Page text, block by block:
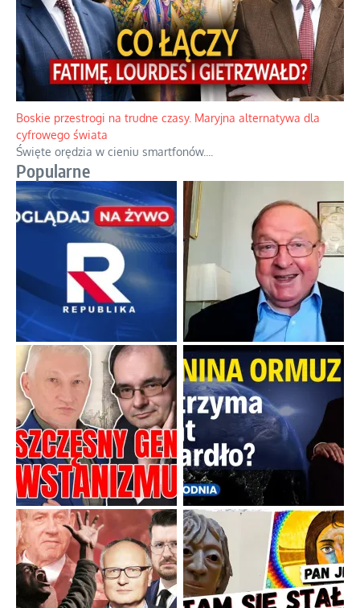
Papieskie innowacje w tradycyjnym różańcu
Gorący dylemat medytacji nad tajemnicami....
Boskie przestrogi na trudne czasy. Maryjna alternatywa dla
cyfrowego świata
Święte orędzia w cieniu smartfonów.
Popularne